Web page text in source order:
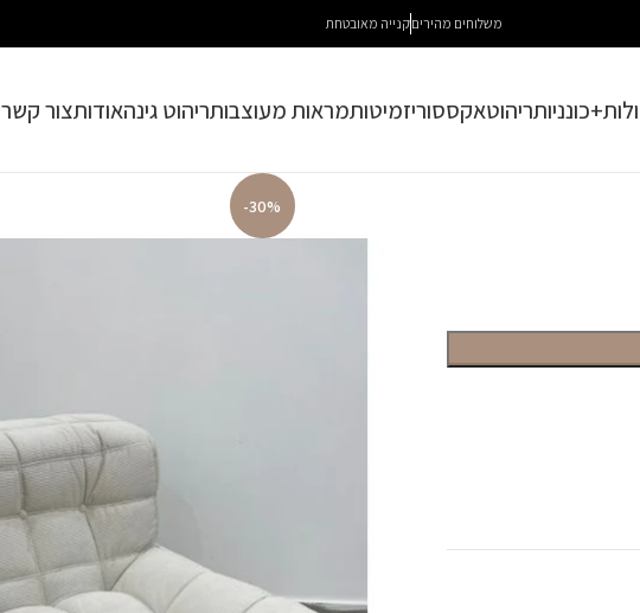
משלוחים מהיריםקנייה מאובטחת
ריהוטאקססוריזמיטותמראות מעוצבותריהוט גינהאודותצור קשר
-30%